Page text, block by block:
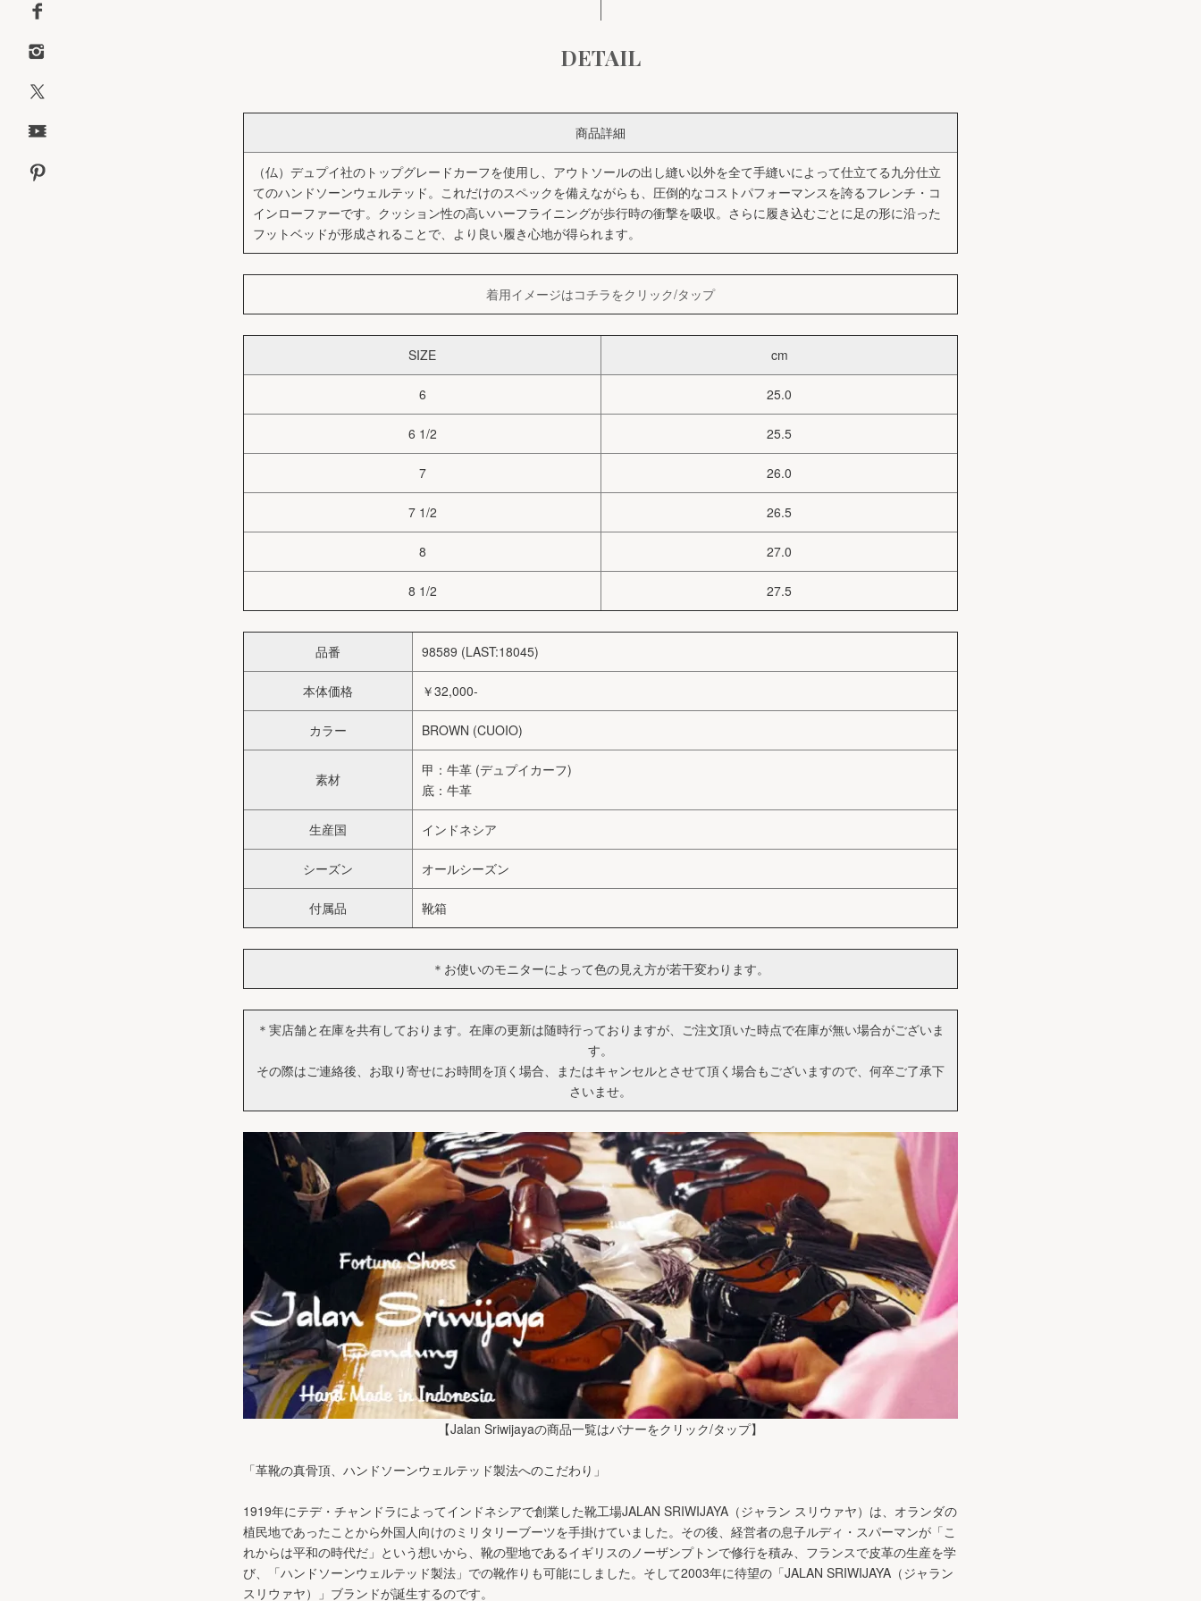
DETAIL
商品詳細
（仏）デュプイ社のトップグレードカーフを使用し、アウトソールの出し縫い以外を全て手縫いによって仕立てる九分仕立
てのハンドソーンウェルテッド。これだけのスペックを備えながらも、圧倒的なコストパフォーマンスを誇るフレンチ・コ
インローファーです。クッション性の高いハーフライニングが歩行時の衝撃を吸収。さらに履き込むごとに足の形に沿った
フットベッドが形成されることで、より良い履き心地が得られます。
着用イメージはコチラをクリック/タップ
SIZE cm
6 25.0
6 1/2 25.5
7 26.0
7 1/2 26.5
8 27.0
8 1/2 27.5
品番 98589 (LAST:18045)
本体価格 ￥32,000-
カラー BROWN (CUOIO)
素材
甲：牛革 (デュプイカーフ)
底：牛革
生産国 インドネシア
シーズン オールシーズン
付属品 靴箱
＊お使いのモニターによって色の見え方が若干変わります。
＊実店舗と在庫を共有しております。在庫の更新は随時行っておりますが、ご注文頂いた時点で在庫が無い場合がございま
す。
その際はご連絡後、お取り寄せにお時間を頂く場合、またはキャンセルとさせて頂く場合もございますので、何卒ご了承下
さいませ。
【Jalan Sriwijayaの商品一覧はバナーをクリック/タップ】
「革靴の真骨頂、ハンドソーンウェルテッド製法へのこだわり」
1919年にテデ・チャンドラによってインドネシアで創業した靴工場JALAN SRIWIJAYA（ジャラン スリウァヤ）は、オランダの
植民地であったことから外国人向けのミリタリーブーツを手掛けていました。その後、経営者の息子ルディ・スパーマンが「こ
れからは平和の時代だ」という想いから、靴の聖地であるイギリスのノーザンプトンで修行を積み、フランスで皮革の生産を学
び、「ハンドソーンウェルテッド製法」での靴作りも可能にしました。そして2003年に待望の「JALAN SRIWIJAYA（ジャラン
スリウァヤ）」ブランドが誕生するのです。